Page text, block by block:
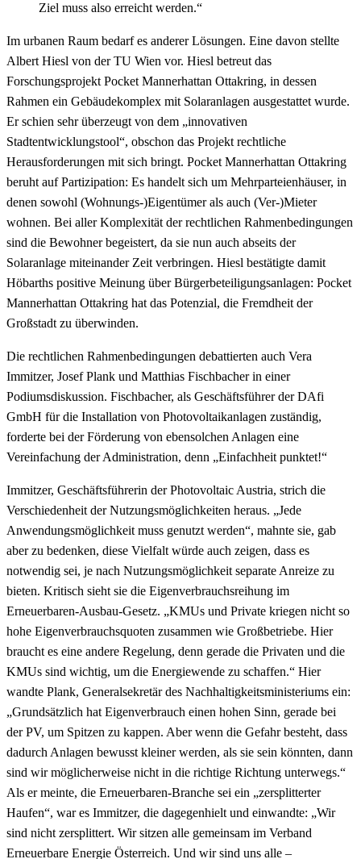
Ziel muss also erreicht werden.“
Im urbanen Raum bedarf es anderer Lösungen. Eine davon stellte
Albert Hiesl von der TU Wien vor. Hiesl betreut das
Forschungsprojekt Pocket Mannerhattan Ottakring, in dessen
Rahmen ein Gebäudekomplex mit Solaranlagen ausgestattet wurde.
Er schien sehr überzeugt von dem „innovativen
Stadtentwicklungstool“, obschon das Projekt rechtliche
Herausforderungen mit sich bringt. Pocket Mannerhattan Ottakring
beruht auf Partizipation: Es handelt sich um Mehrparteienhäuser, in
denen sowohl (Wohnungs-)Eigentümer als auch (Ver-)Mieter
wohnen. Bei aller Komplexität der rechtlichen Rahmenbedingungen
sind die Bewohner begeistert, da sie nun auch abseits der
Solaranlage miteinander Zeit verbringen. Hiesl bestätigte damit
Höbarths positive Meinung über Bürgerbeteiligungsanlagen: Pocket
Mannerhattan Ottakring hat das Potenzial, die Fremdheit der
Großstadt zu überwinden.
Die rechtlichen Rahmenbedingungen debattierten auch Vera
Immitzer, Josef Plank und Matthias Fischbacher in einer
Podiumsdiskussion. Fischbacher, als Geschäftsführer der DAfi
GmbH für die Installation von Photovoltaikanlagen zuständig,
forderte bei der Förderung von ebensolchen Anlagen eine
Vereinfachung der Administration, denn „Einfachheit punktet!“
Immitzer, Geschäftsführerin der Photovoltaic Austria, strich die
Verschiedenheit der Nutzungsmöglichkeiten heraus. „Jede
Anwendungsmöglichkeit muss genutzt werden“, mahnte sie, gab
aber zu bedenken, diese Vielfalt würde auch zeigen, dass es
notwendig sei, je nach Nutzungsmöglichkeit separate Anreize zu
bieten. Kritisch sieht sie die Eigenverbrauchsreihung im
Erneuerbaren-Ausbau-Gesetz. „KMUs und Private kriegen nicht so
hohe Eigenverbrauchsquoten zusammen wie Großbetriebe. Hier
braucht es eine andere Regelung, denn gerade die Privaten und die
KMUs sind wichtig, um die Energiewende zu schaffen.“ Hier
wandte Plank, Generalsekretär des Nachhaltigkeitsministeriums ein:
„Grundsätzlich hat Eigenverbrauch einen hohen Sinn, gerade bei
der PV, um Spitzen zu kappen. Aber wenn die Gefahr besteht, dass
dadurch Anlagen bewusst kleiner werden, als sie sein könnten, dann
sind wir möglicherweise nicht in die richtige Richtung unterwegs.“
Als er meinte, die Erneuerbaren-Branche sei ein „zersplitterter
Haufen“, war es Immitzer, die dagegenhielt und einwandte: „Wir
sind nicht zersplittert. Wir sitzen alle gemeinsam im Verband
Erneuerbare Energie Österreich. Und wir sind uns alle –